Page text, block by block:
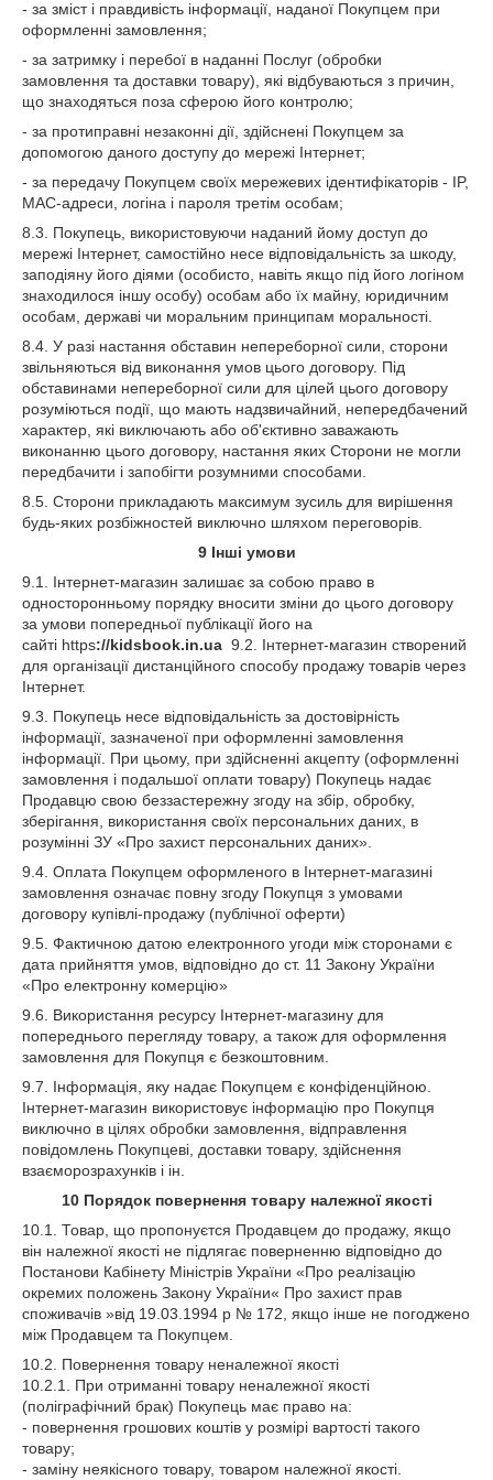
- за зміст і правдивість інформації, наданої Покупцем при
оформленні замовлення;
- за затримку і перебої в наданні Послуг (обробки
замовлення та доставки товару), які відбуваються з причин,
що знаходяться поза сферою його контролю;
- за протиправні незаконні дії, здійснені Покупцем за
допомогою даного доступу до мережі Інтернет;
- за передачу Покупцем своїх мережевих ідентифікаторів - IP,
MAC-адреси, логіна і пароля третім особам;
8.3. Покупець, використовуючи наданий йому доступ до
мережі Інтернет, самостійно несе відповідальність за шкоду,
заподіяну його діями (особисто, навіть якщо під його логіном
знаходилося іншу особу) особам або їх майну, юридичним
особам, державі чи моральним принципам моральності.
8.4. У разі настання обставин непереборної сили, сторони
звільняються від виконання умов цього договору. Під
обставинами непереборної сили для цілей цього договору
розуміються події, що мають надзвичайний, непередбачений
характер, які виключають або об'єктивно заважають
виконанню цього договору, настання яких Сторони не могли
передбачити і запобігти розумними способами.
8.5. Сторони прикладають максимум зусиль для вирішення
будь-яких розбіжностей виключно шляхом переговорів.
9 Інші умови
9.1. Інтернет-магазин залишає за собою право в
односторонньому порядку вносити зміни до цього договору
за умови попередньої публікації його на
сайті https://kidsbook.in.ua 9.2. Інтернет-магазин створений
для організації дистанційного способу продажу товарів через
Інтернет.
9.3. Покупець несе відповідальність за достовірність
інформації, зазначеної при оформленні замовлення
інформації. При цьому, при здійсненні акцепту (оформленні
замовлення і подальшої оплати товару) Покупець надає
Продавцю свою беззастережну згоду на збір, обробку,
зберігання, використання своїх персональних даних, в
розумінні ЗУ «Про захист персональних даних».
9.4. Оплата Покупцем оформленого в Інтернет-магазині
замовлення означає повну згоду Покупця з умовами
договору купівлі-продажу (публічної оферти)
9.5. Фактичною датою електронного угоди між сторонами є
дата прийняття умов, відповідно до ст. 11 Закону України
«Про електронну комерцію»
9.6. Використання ресурсу Інтернет-магазину для
попереднього перегляду товару, а також для оформлення
замовлення для Покупця є безкоштовним.
9.7. Інформація, яку надає Покупцем є конфіденційною.
Інтернет-магазин використовує інформацію про Покупця
виключно в цілях обробки замовлення, відправлення
повідомлень Покупцеві, доставки товару, здійснення
взаєморозрахунків і ін.
10 Порядок повернення товару належної якості
10.1. Товар, що пропонуєтся Продавцем до продажу, якщо
він належної якості не підлягає поверненню відповідно до
Постанови Кабінету Міністрів України «Про реалізацію
окремих положень Закону України« Про захист прав
споживачів »від 19.03.1994 р № 172, якщо інше не погоджено
між Продавцем та Покупцем.
10.2. Повернення товару неналежної якості
10.2.1. При отриманні товару неналежної якості
(поліграфічний брак) Покупець має право на:
- повернення грошових коштів у розмірі вартості такого
товару;
- заміну неякісного товару, товаром належної якості.